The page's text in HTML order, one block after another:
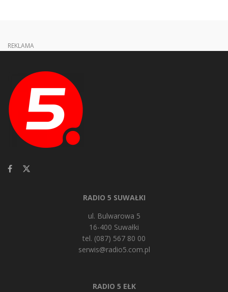
REKLAMA
RADIO 5 SUWAŁKI
ul. Bulwarowa 5
16-400 Suwałki
tel. (087) 567 80 00
serwis@radio5.com.pl
RADIO 5 EŁK